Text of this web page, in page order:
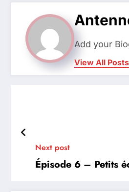
Add your
View All Posts
Next post
Épisode 6 – Petits